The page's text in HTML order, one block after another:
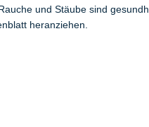
Rauche und Stäube sind
heranziehen.